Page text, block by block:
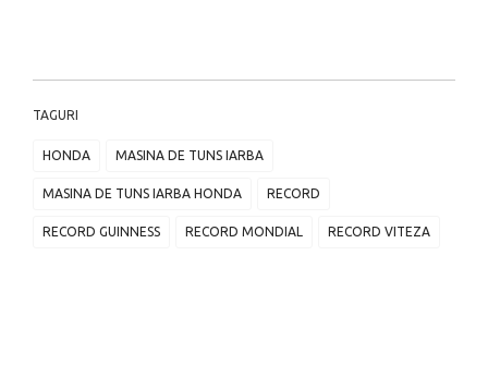
TAGURI
HONDA MASINA DE TUNS IARBA
MASINA DE TUNS IARBA HONDA RECORD
RECORD GUINNESS RECORD MONDIAL RECORD VITEZA